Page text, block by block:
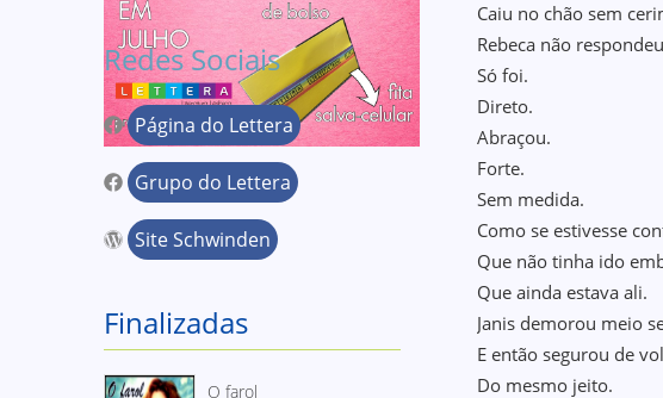
Redes Sociais
Página do Lettera
Grupo do Lettera
Site Schwinden
Finalizadas
O farol
Caiu no chão sem
Rebeca não
Só foi.
Direto.
Abraçou.
Forte.
Sem medida.
Como se estivesse
Que não tinha ido
Que ainda estava ali.
Janis demorou meio
E então segurou de
Do mesmo jeito.